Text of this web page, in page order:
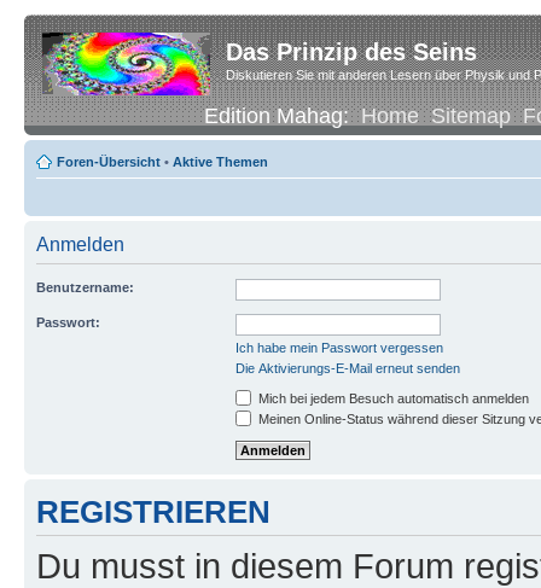
Das Prinzip des Seins
Diskutieren Sie mit anderen Lesern über Physik und
Edition Mahag:Home Sitemap
Foren-Übersicht • Aktive Themen
Anmelden
Benutzername:
Passwort:
Ich habe mein Passwort vergessen
Die Aktivierungs-E-Mail erneut senden
Mich bei jedem Besuch automatisch anmelden
Meinen Online-Status während dieser Sitzung
REGISTRIEREN
Du musst in diesem Forum